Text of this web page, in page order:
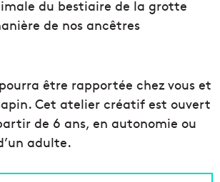
du bestiaire de la grotte
de nos ancêtres
être rapportée chez vous et
Cet atelier créatif est ouvert
de 6 ans, en autonomie ou
adulte.